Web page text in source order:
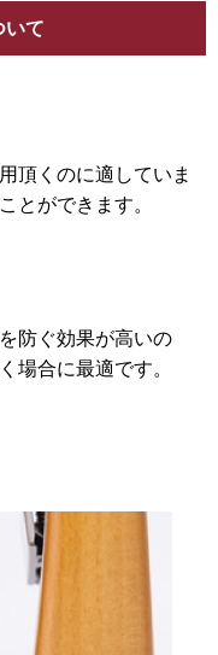
いて
頂くのに適していま
とができます。
防ぐ効果が高いの
場合に最適です。